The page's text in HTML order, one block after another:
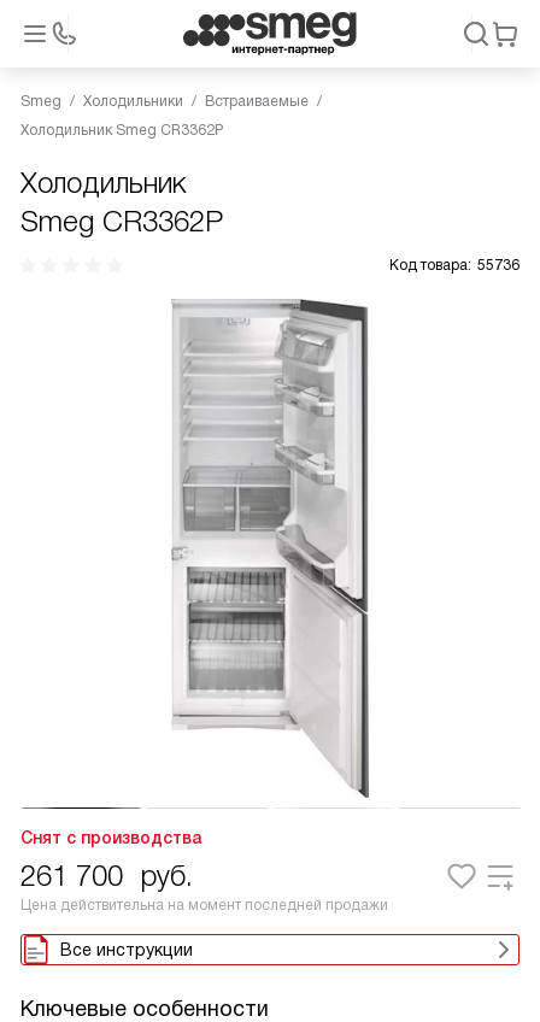
Smeg Холодильники
Встраиваемые
Холодильник Smeg CR3362P
Холодильник
Smeg CR3362P
Код товара: 55736
Снят с производства
261 700 руб.
Цена действительна на момент последней продажи
Все инструкции
Ключевые особенности